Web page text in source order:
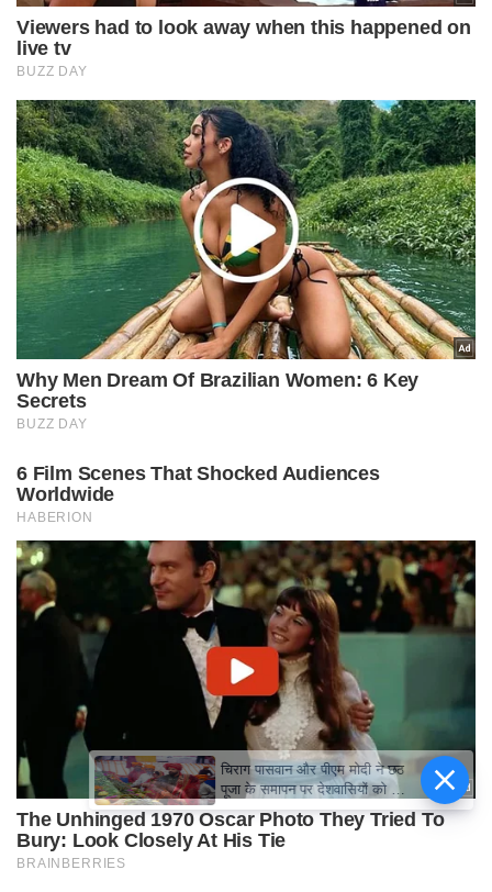
चिराग पासवान और पीएम मोदी ने छठ
पूजा के समापन पर देशवासियों को दी
शुभकामनाएं, छठी मैया से देश की
समृद्धि की कामना की